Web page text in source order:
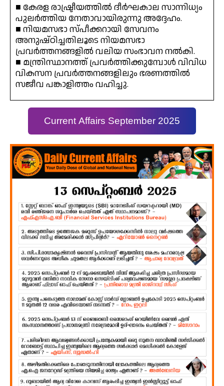
■ കേരള രാഷ്ട്രീയത്തിൽ ദീർഘകാല സാന്നിധ്യം
പുലർത്തിയ നേതാവായിരുന്നു അദ്ദേഹം.
■ നിയമസഭാ സ്പീക്കറായി സേവനം
അനുഷ്ഠിച്ചതിലൂടെ നിയമസഭാ
പ്രവർത്തനങ്ങളിൽ വലിയ സംഭാവന നൽകി.
■ മന്ത്രിസ്ഥാനത്ത് പ്രവർത്തിക്കുമ്പോൾ വിവിധ
വികസന പ്രവർത്തനങ്ങളിലും ഭരണത്തിൽ
സജീവ പങ്കാളിത്തം വഹിച്ചു.
Current Affairs September 2025